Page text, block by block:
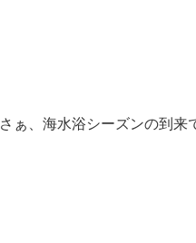
さぁ、海水浴シーズンの到来